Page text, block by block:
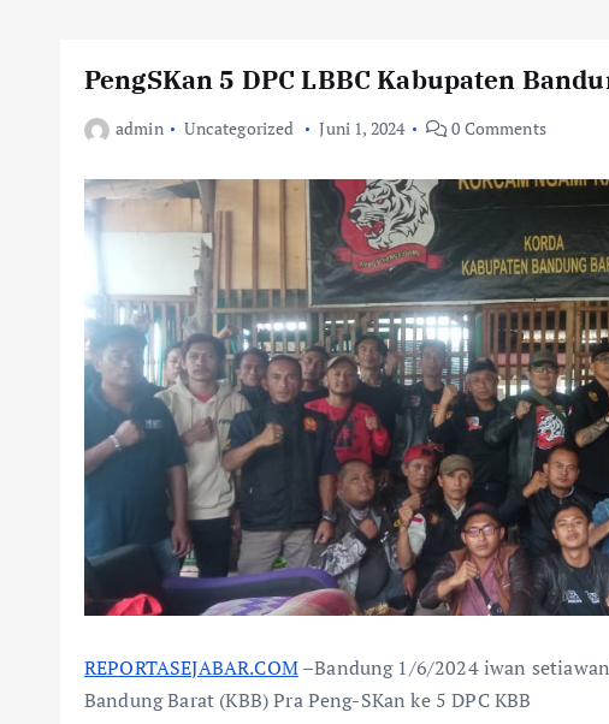
PengSKan 5 DPC LBBC Kabupaten
admin Uncategorized Juni 1, 2024 0 Comments
REPORTASEJABAR.COM–Bandung 1/6/2024 iwan setiawan
Bandung Barat (KBB) Pra Peng-SKan ke 5 DPC KBB